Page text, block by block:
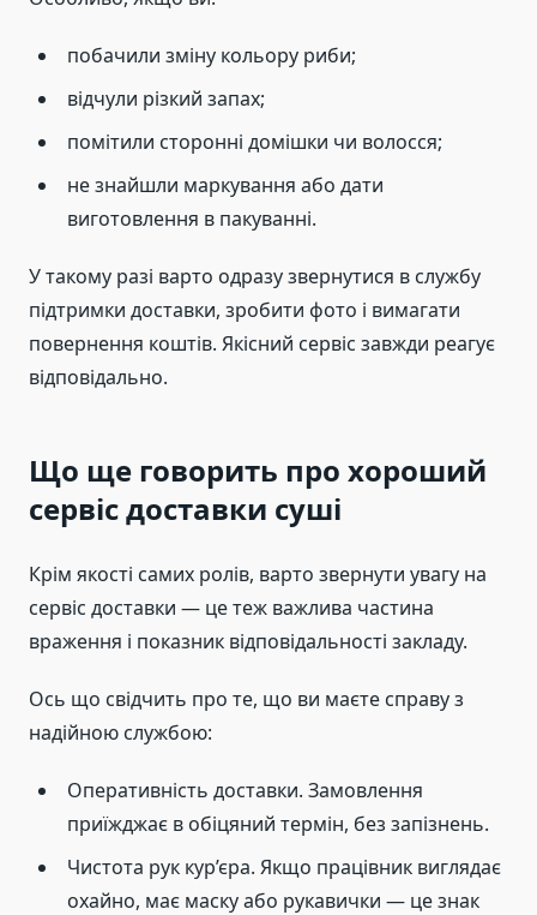
побачили зміну кольору риби;
відчули різкий запах;
помітили сторонні домішки чи волосся;
не знайшли маркування або дати
виготовлення в пакуванні.
У такому разі варто одразу звернутися в службу
підтримки доставки, зробити фото і вимагати
повернення коштів. Якісний сервіс завжди реагує
відповідально.
Що ще говорить про хороший
сервіс доставки суші
Крім якості самих ролів, варто звернути увагу на
сервіс доставки — це теж важлива частина
враження і показник відповідальності закладу.
Ось що свідчить про те, що ви маєте справу з
надійною службою:
Оперативність доставки. Замовлення
приїжджає в обіцяний термін, без запізнень.
Чистота рук кур’єра. Якщо працівник виглядає
охайно, має маску або рукавички — це знак